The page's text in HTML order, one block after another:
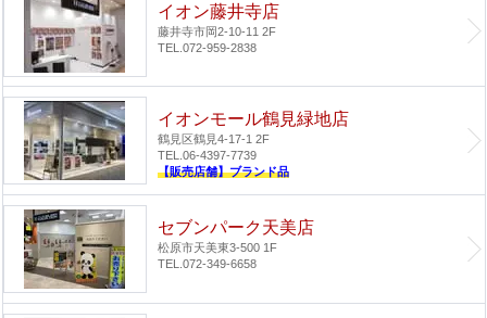
イオン藤井寺店
藤井寺市岡2-10-11 2F
TEL.072-959-2838
イオンモール鶴見緑地店
鶴見区鶴見4-17-1 2F
TEL.06-4397-7739
【販売店舗】ブランド品
セブンパーク天美店
松原市天美東3-500 1F
TEL.072-349-6658